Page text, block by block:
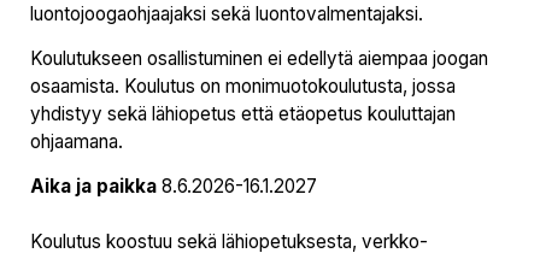
luontojoogaohjaajaksi sekä luontovalmentajaksi.
Koulutukseen osallistuminen ei edellytä aiempaa joogan
osaamista. Koulutus on monimuotokoulutusta, jossa
yhdistyy sekä lähiopetus että etäopetus kouluttajan
ohjaamana.
Aika ja paikka 8.6.2026-16.1.2027
Koulutus koostuu sekä lähiopetuksesta, verkko-